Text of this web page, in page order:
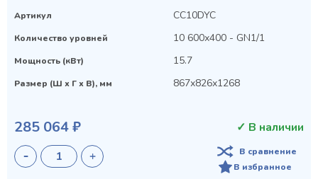
Артикул CC10DYC
Количество уровней 10 600х400 - GN1/1
Мощность (кВт) 15.7
Размер (Ш х Г х В), мм 867х826х1268
285 064 ₽ ✓ В наличии
В сравнение
В избранное